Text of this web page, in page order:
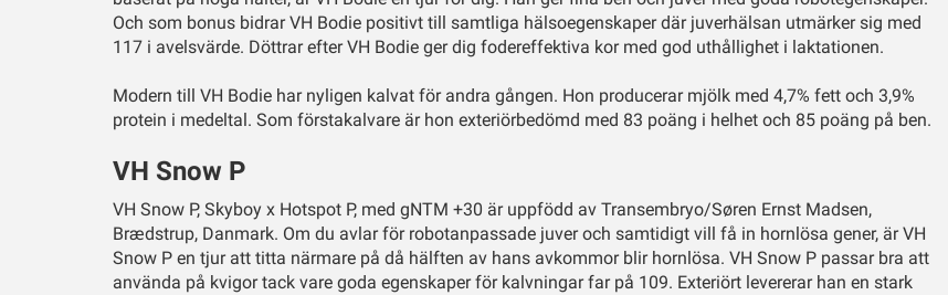
Och som bonus bidrar VH Bodie positivt till samtliga hälsoegenskaper där juverhälsan utmärker sig med
117 i avelsvärde. Döttrar efter VH Bodie ger dig fodereffektiva kor med god uthållighet i laktationen.
Modern till VH Bodie har nyligen kalvat för andra gången. Hon producerar mjölk med 4,7% fett och 3,9%
protein i medeltal. Som förstakalvare är hon exteriörbedömd med 83 poäng i helhet och 85 poäng på ben.
VH Snow P
VH Snow P, Skyboy x Hotspot P, med gNTM +30 är uppfödd av Transembryo/Søren Ernst Madsen,
Brædstrup, Danmark. Om du avlar för robotanpassade juver och samtidigt vill få in hornlösa gener, är VH
Snow P en tjur att titta närmare på då hälften av hans avkommor blir hornlösa. VH Snow P passar bra att
använda på kvigor tack vare goda egenskaper för kalvningar far på 109. Exteriört levererar han en stark